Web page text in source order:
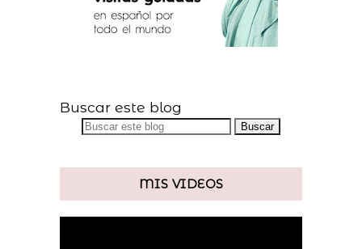
Buscar este blog
MIS VIDEOS